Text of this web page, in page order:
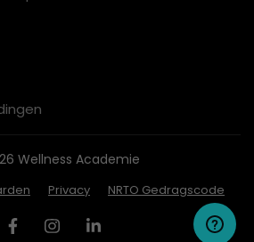
Wellness Academie
Privacy NRTO Gedragscode